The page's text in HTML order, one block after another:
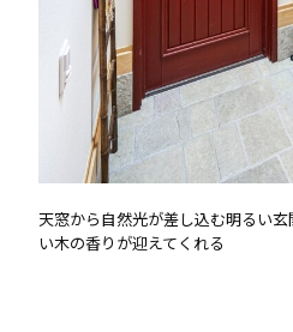
天窓から自然光が差し込む明るい
い木の香りが迎えてくれる